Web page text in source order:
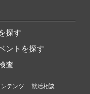
探す
ントを探す
査
テンツ
就活相談